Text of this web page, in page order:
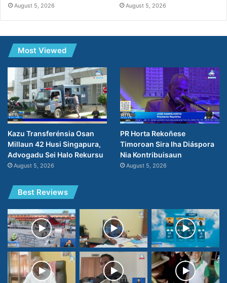
August 5, 2026 August 5, 2026
Most Viewed
Kazu Transferénsia Osan
Millaun 42 Husi Singapura,
Advogadu Sei Halo Rekursu
August 5, 2026
PR Horta Rekoñese
Timoroan Sira Iha Diáspora
Nia Kontribuisaun
August 5, 2026
Best Reviews